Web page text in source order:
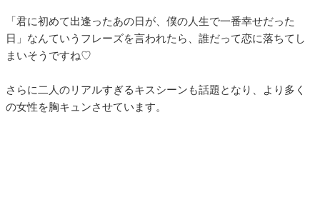
「君に初めて出逢ったあの日が、僕の人生で一番幸せだった
日」なんていうフレーズを言われたら、誰だって恋に落ちてし
まいそうですね♡
さらに二人のリアルすぎるキスシーンも話題となり、より多く
の女性を胸キュンさせています。